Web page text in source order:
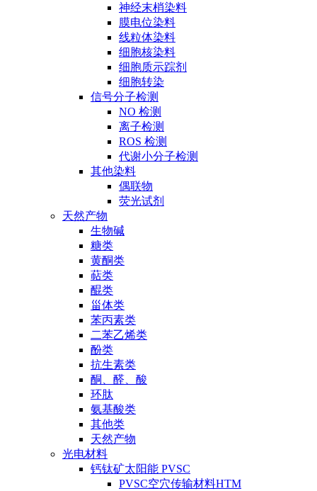
神经末梢染料
膜电位染料
线粒体染料
细胞核染料
细胞质示踪剂
细胞转染
信号分子检测
NO 检测
离子检测
ROS 检测
代谢小分子检测
其他染料
偶联物
荧光试剂
天然产物
生物碱
糖类
黄酮类
萜类
醌类
甾体类
苯丙素类
二苯乙烯类
酚类
抗生素类
酮、醛、酸
环肽
氨基酸类
其他类
天然产物
光电材料
钙钛矿太阳能 PVSC
PVSC空穴传输材料HTM